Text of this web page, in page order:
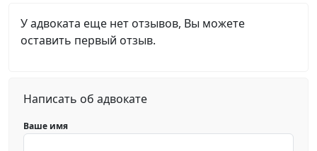
У адвоката еще нет отзывов, Вы можете
оставить первый отзыв.
Написать об адвокате
Ваше имя